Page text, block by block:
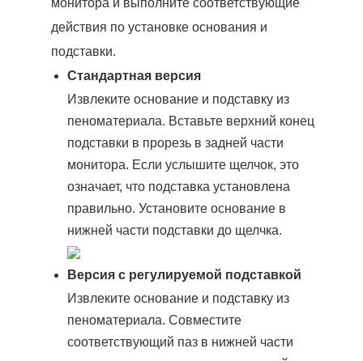
монитора и выполните соответствующие
действия по установке основания и
подставки.
Стандартная версия
Извлеките основание и подставку из
пеноматериала. Вставьте верхний конец
подставки в прорезь в задней части
монитора. Если услышите щелчок, это
означает, что подставка установлена
правильно. Установите основание в
нижней части подставки до щелчка.
Версия с регулируемой подставкой
Извлеките основание и подставку из
пеноматериала. Совместите
соответствующий паз в нижней части